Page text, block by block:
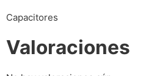
Capacitores
Valoraciones